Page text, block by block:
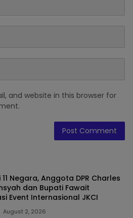
and website in this browser for
11 Negara, Anggota DPR Charles
dan Bupati Fawait
Event Internasional JKCI
August 2, 2026